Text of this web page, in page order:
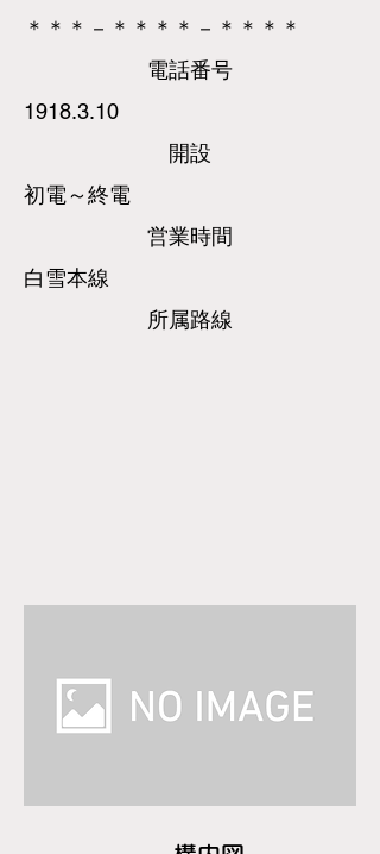
＊＊＊－＊＊＊＊－＊＊＊＊
​電話番号
1918.3.10
​開設
初電～終電
営業時間
白雪本線
所属路線